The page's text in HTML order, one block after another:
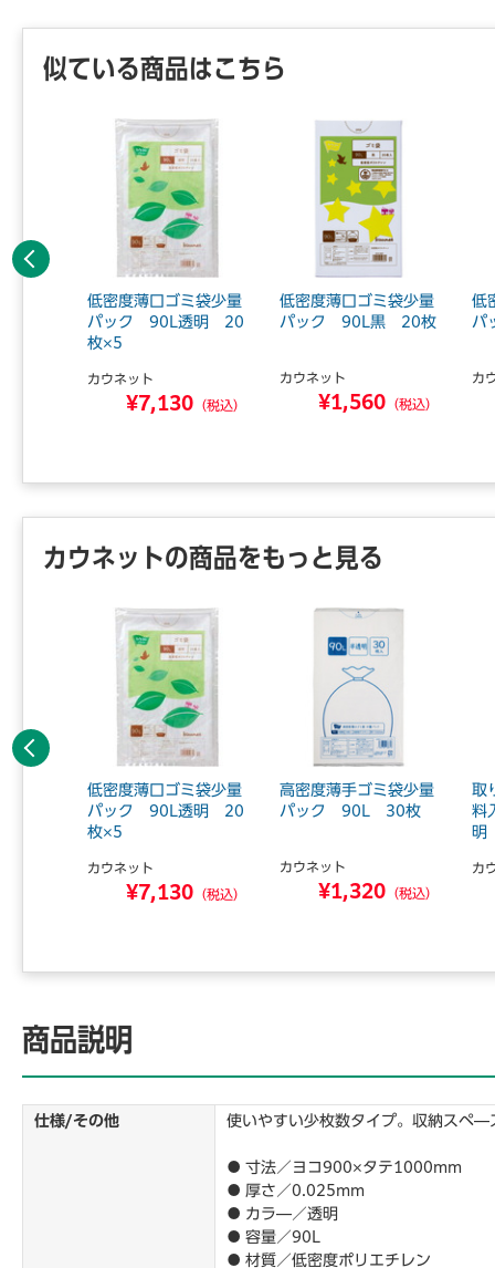
似ている商品はこちら
低密度薄口ゴミ袋少量
パック 90L透明 20
枚×5
カウネット
¥7,130 （税込）
低密度薄口ゴミ袋少量
パック 90L黒 20枚
カウネット
¥1,560 （税込）
低
パ
カ
前へ
カウネットの商品をもっと見る
低密度薄口ゴミ袋少量
パック 90L透明 20
枚×5
カウネット
¥7,130 （税込）
高密度薄手ゴミ袋少量
パック 90L 30枚
カウネット
¥1,320 （税込）
取
料
明
カ
前へ
商品説明
仕様/その他 使いやすい少枚数タイプ。収納スペ―
● 寸法／ヨコ900×タテ1000mm
● 厚さ／0.025mm
● カラ―／透明
● 容量／90L
● 材質／低密度ポリエチレン